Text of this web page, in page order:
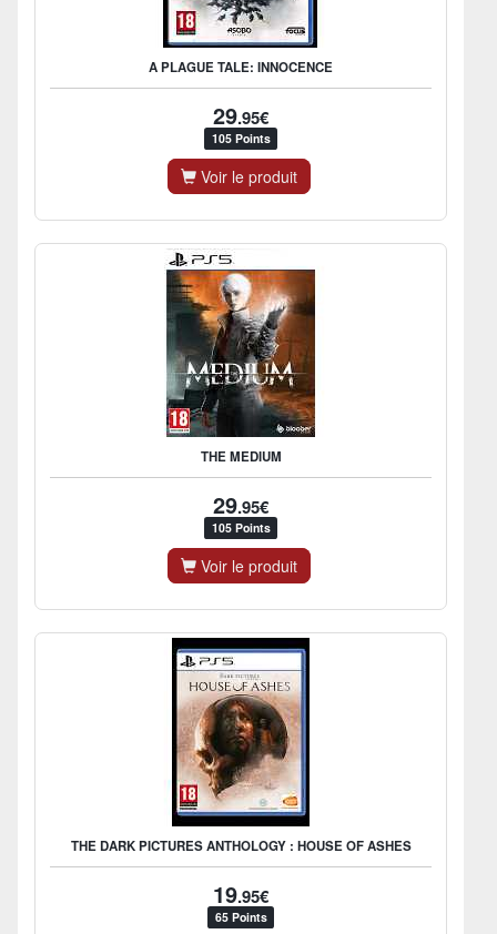
A PLAGUE TALE: INNOCENCE
29.95€
105 Points
Voir le produit
THE MEDIUM
29.95€
105 Points
Voir le produit
THE DARK PICTURES ANTHOLOGY : HOUSE OF ASHES
19.95€
65 Points